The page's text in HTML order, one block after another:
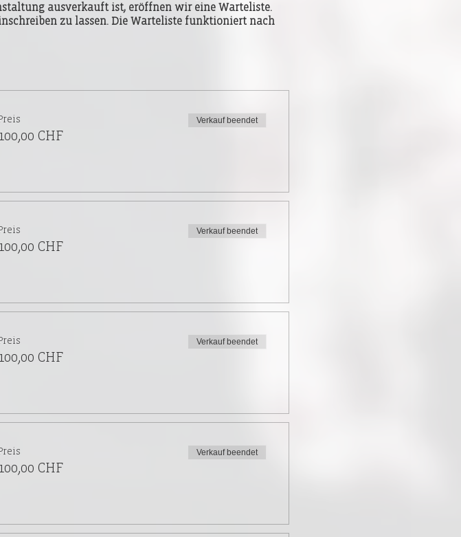
ausverkauft ist, eröffnen wir eine Warteliste.
zu lassen. Die Warteliste funktioniert nach
CHF
Verkauf beendet
CHF
Verkauf beendet
CHF
Verkauf beendet
CHF
Verkauf beendet